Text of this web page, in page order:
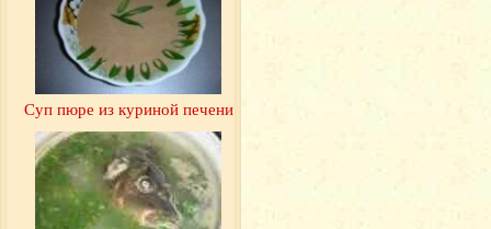
Суп пюре из куриной печени